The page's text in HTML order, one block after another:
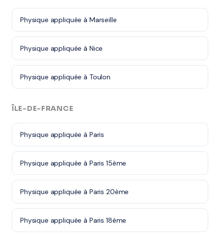
Physique appliquée à Marseille
Physique appliquée à Nice
Physique appliquée à Toulon
ÎLE-DE-FRANCE
Physique appliquée à Paris
Physique appliquée à Paris 15ème
Physique appliquée à Paris 20ème
Physique appliquée à Paris 18ème